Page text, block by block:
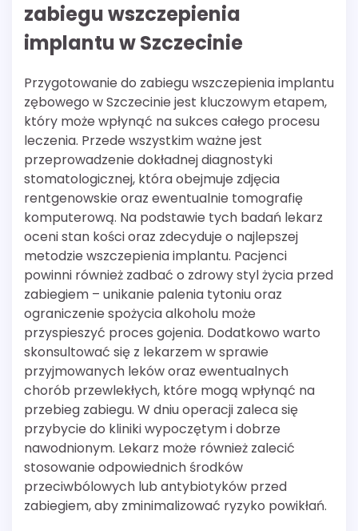
zabiegu wszczepienia
implantu w Szczecinie
Przygotowanie do zabiegu wszczepienia implantu
zębowego w Szczecinie jest kluczowym etapem,
który może wpłynąć na sukces całego procesu
leczenia. Przede wszystkim ważne jest
przeprowadzenie dokładnej diagnostyki
stomatologicznej, która obejmuje zdjęcia
rentgenowskie oraz ewentualnie tomografię
komputerową. Na podstawie tych badań lekarz
oceni stan kości oraz zdecyduje o najlepszej
metodzie wszczepienia implantu. Pacjenci
powinni również zadbać o zdrowy styl życia przed
zabiegiem – unikanie palenia tytoniu oraz
ograniczenie spożycia alkoholu może
przyspieszyć proces gojenia. Dodatkowo warto
skonsultować się z lekarzem w sprawie
przyjmowanych leków oraz ewentualnych
chorób przewlekłych, które mogą wpłynąć na
przebieg zabiegu. W dniu operacji zaleca się
przybycie do kliniki wypoczętym i dobrze
nawodnionym. Lekarz może również zalecić
stosowanie odpowiednich środków
przeciwbólowych lub antybiotyków przed
zabiegiem, aby zminimalizować ryzyko powikłań.